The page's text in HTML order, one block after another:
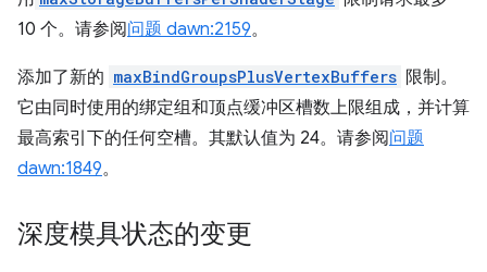
10 个。请参阅问题 dawn:2159。
添加了新的 maxBindGroupsPlusVertexBuffers 限制。
它由同时使用的绑定组和顶点缓冲区槽数上限组成，并计算
最高索引下的任何空槽。其默认值为 24。请参阅问题
dawn:1849。
深度模具状态的变更